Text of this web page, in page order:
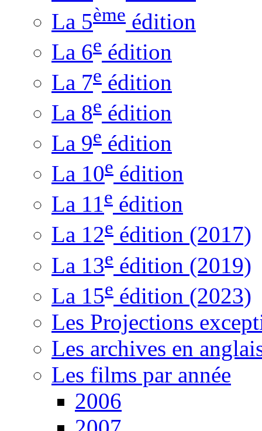
La 5ème édition
La 6e édition
La 7e édition
La 8e édition
La 9e édition
La 10e édition
La 11e édition
La 12e édition (2017)
La 13e édition (2019)
La 15e édition (2023)
Les Projections
Les archives en
Les films par année
2006